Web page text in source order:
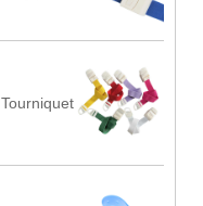
Tourniquet الطبية المرنة